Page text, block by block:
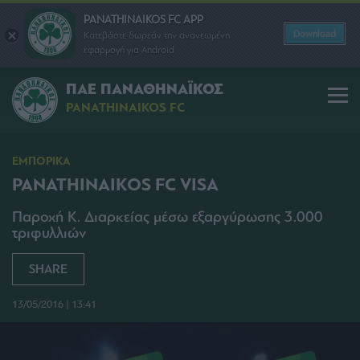
PANATHINAIKOS FC APP
Κατεβάστε δωρεάν την ανανεωμένη
εφαρμογή για Android
Download
ΠΑΕ ΠΑΝΑΘΗΝΑΪΚΟΣ
PANATHINAIKOS FC
ΕΜΠΟΡΙΚΑ
PANATHINAIKOS FC VISA
Παροχή Κ. Διαρκείας μέσω εξαργύρωσης 3.000
τριφυλλιών
SHARE
13/05/2016 | 13:41